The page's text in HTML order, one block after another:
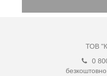
ТОВ
0
безкоштовно